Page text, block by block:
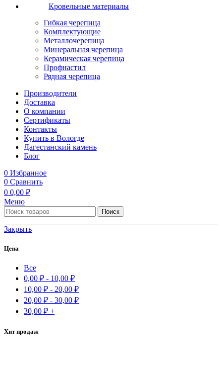
Кровельные материалы
Гибкая черепица
Комплектующие
Металлочерепица
Минеральная черепица
Керамическая черепица
Профнастил
Рядная черепица
Производители
Доставка
О компании
Сертификаты
Контакты
Купить в Вологде
Дагестанский камень
Блог
0 Избранное
0 Сравнить
0 0,00 ₽
Меню
Поиск
Закрыть
Цена
Все
0,00 ₽ - 10,00 ₽
10,00 ₽ - 20,00 ₽
20,00 ₽ - 30,00 ₽
30,00 ₽ +
Хит продаж